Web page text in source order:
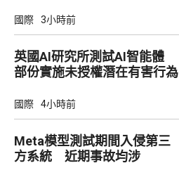
國際 3小時前
英國AI研究所測試AI智能體
部份實施未授權潛在有害行為
國際 4小時前
Meta模型測試期間入侵第三
方系統 近期事故均涉